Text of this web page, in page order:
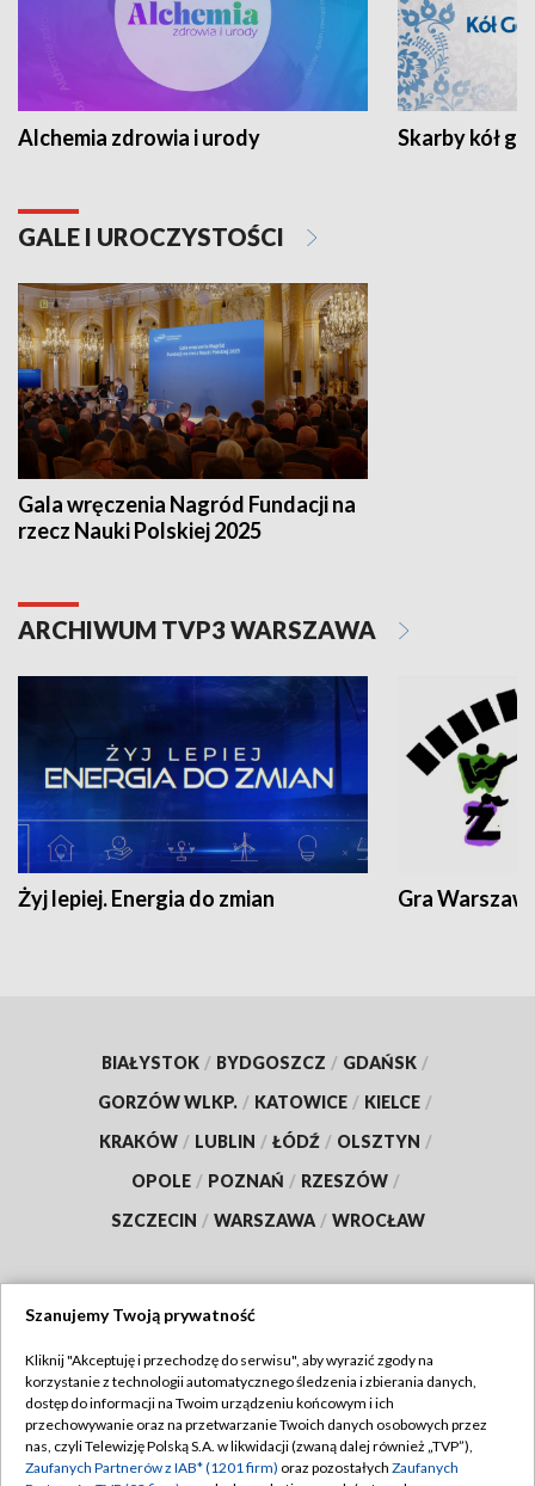
Alchemia zdrowia i urody Skarby kół
GALE I UROCZYSTOŚCI
Gala wręczenia Nagród Fundacji na
rzecz Nauki Polskiej 2025
ARCHIWUM TVP3 WARSZAWA
Żyj lepiej. Energia do zmian Gra
BIAŁYSTOK / BYDGOSZCZ / GDAŃSK /
GORZÓW WLKP. / KATOWICE / KIELCE /
KRAKÓW / LUBLIN / ŁÓDŹ / OLSZTYN /
OPOLE / POZNAŃ / RZESZÓW /
SZCZECIN / WARSZAWA / WROCŁAW
TVP
Abonament TVP
Emisja w TVP
Regulamin TVP
Polityka prywatności
Szanujemy Twoją prywatność
Kliknij "Akceptuję i przechodzę do serwisu", aby wyrazić zgody na
korzystanie z technologii automatycznego śledzenia i zbierania danych,
dostęp do informacji na Twoim urządzeniu końcowym i ich
przechowywanie oraz na przetwarzanie Twoich danych osobowych przez
nas, czyli Telewizję Polską S.A. w likwidacji (zwaną dalej również „TVP”),
Zaufanych Partnerów z IAB* (1201 firm) oraz pozostałych Zaufanych